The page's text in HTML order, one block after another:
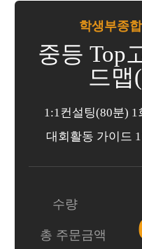
학생부종
중등 Top
드맵
1:1컨설팅(80분) 1
대회활동 가이드
수량
총 주문금액